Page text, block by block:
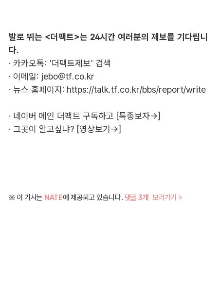
발로 뛰는 <더팩트>는 24시간 여러분의 제보를 기다립니
다.
· 카카오톡: '더팩트제보' 검색
· 이메일: jebo@tf.co.kr
· 뉴스 홈페이지: https://talk.tf.co.kr/bbs/report/write
· 네이버 메인 더팩트 구독하고 [특종보자→]
· 그곳이 알고싶냐? [영상보기→]
※ 이 기사는 NATE에 제공되고 있습니다. 댓글 3개 보러가기 >